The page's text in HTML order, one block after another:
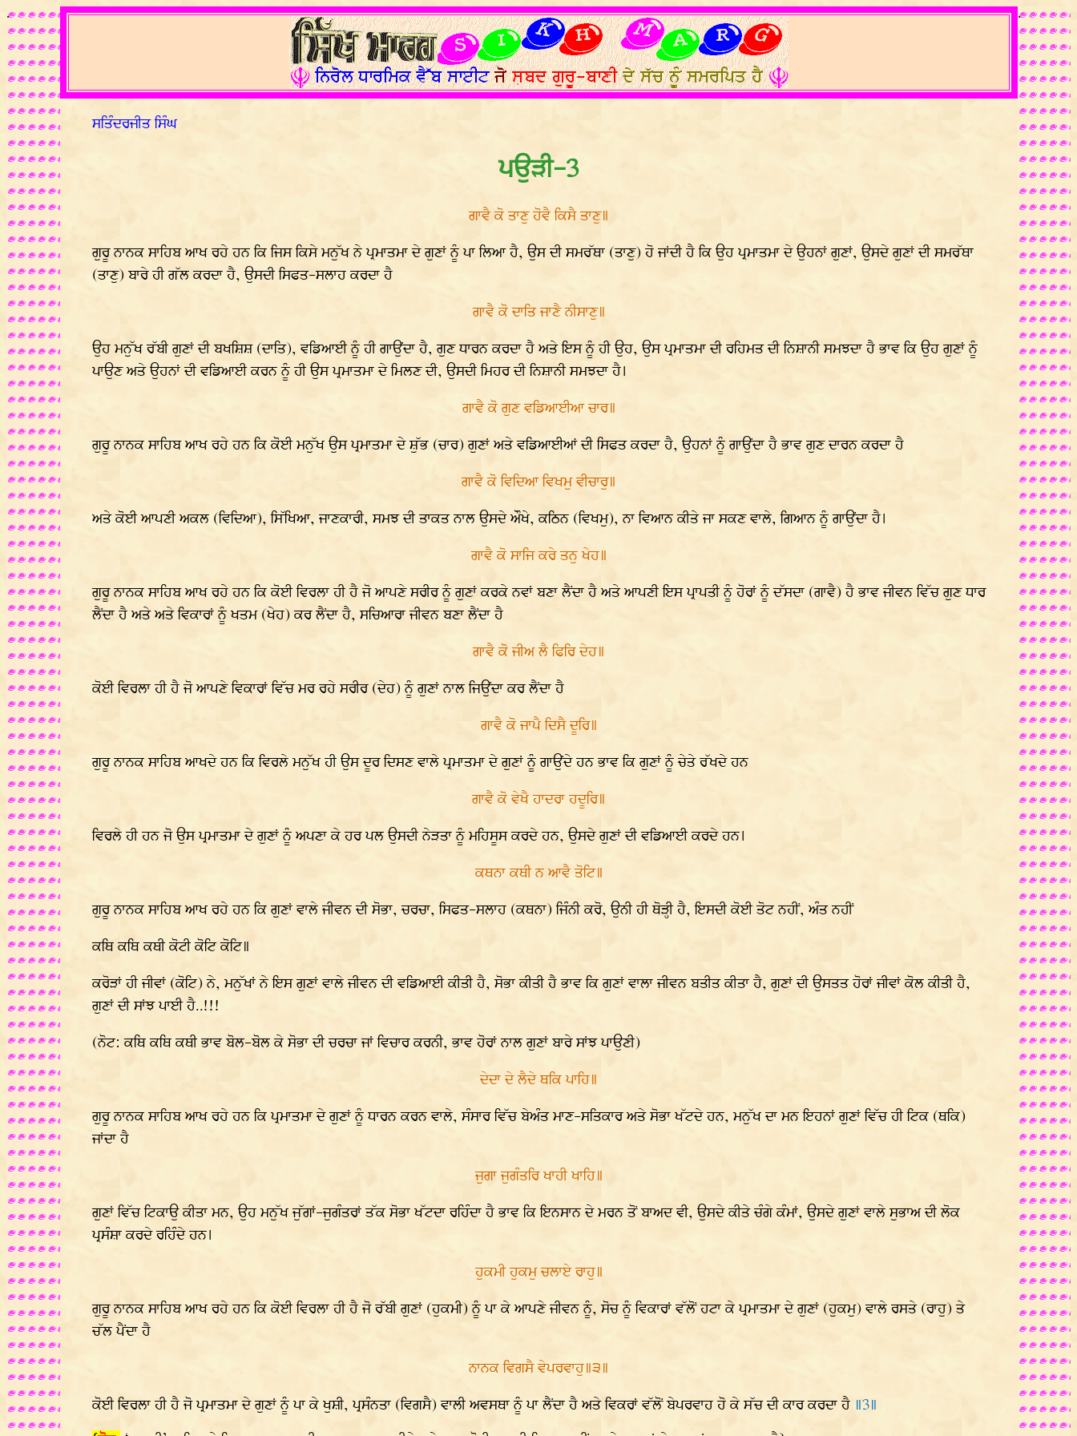
.
ਸਤਿੰਦਰਜੀਤ ਸਿੰਘ
ਪਉੜੀ-3
ਗਾਵੈ ਕੋ ਤਾਣੁ ਹੋਵੈ ਕਿਸੈ ਤਾਣੁ॥
ਗੁਰੂ ਨਾਨਕ ਸਾਹਿਬ ਆਖ ਰਹੇ ਹਨ ਕਿ ਜਿਸ ਕਿਸੇ ਮਨੁੱਖ ਨੇ ਪ੍ਰਮਾਤਮਾ ਦੇ ਗੁਣਾਂ ਨੂੰ ਪਾ ਲਿਆ ਹੈ, ਉਸ ਦੀ ਸਮਰੱਥਾ (ਤਾਣੁ) ਹੋ ਜਾਂਦੀ ਹੈ ਕਿ ਉਹ ਪ੍ਰਮਾਤਮਾ ਦੇ ਉਹਨਾਂ ਗੁਣਾਂ, ਉਸਦੇ ਗੁਣਾਂ ਦੀ ਸਮਰੱਥਾ
(ਤਾਣੁ) ਬਾਰੇ ਹੀ ਗੱਲ ਕਰਦਾ ਹੈ, ਉਸਦੀ ਸਿਫਤ-ਸਲਾਹ ਕਰਦਾ ਹੈ
ਗਾਵੈ ਕੋ ਦਾਤਿ ਜਾਣੈ ਨੀਸਾਣੁ॥
ਉਹ ਮਨੁੱਖ ਰੱਬੀ ਗੁਣਾਂ ਦੀ ਬਖਸ਼ਿਸ਼ (ਦਾਤਿ), ਵਡਿਆਈ ਨੂੰ ਹੀ ਗਾਉਂਦਾ ਹੈ, ਗੁਣ ਧਾਰਨ ਕਰਦਾ ਹੈ ਅਤੇ ਇਸ ਨੂੰ ਹੀ ਉਹ, ਉਸ ਪ੍ਰਮਾਤਮਾ ਦੀ ਰਹਿਮਤ ਦੀ ਨਿਸ਼ਾਨੀ ਸਮਝਦਾ ਹੈ ਭਾਵ ਕਿ ਉਹ ਗੁਣਾਂ ਨੂੰ
ਪਾਉਣ ਅਤੇ ਉਹਨਾਂ ਦੀ ਵਡਿਆਈ ਕਰਨ ਨੂੰ ਹੀ ਉਸ ਪ੍ਰਮਾਤਮਾ ਦੇ ਮਿਲਣ ਦੀ, ਉਸਦੀ ਮਿਹਰ ਦੀ ਨਿਸ਼ਾਨੀ ਸਮਝਦਾ ਹੈ।
ਗਾਵੈ ਕੋ ਗੁਣ ਵਡਿਆਈਆ ਚਾਰ॥
ਗੁਰੂ ਨਾਨਕ ਸਾਹਿਬ ਆਖ ਰਹੇ ਹਨ ਕਿ ਕੋਈ ਮਨੁੱਖ ਉਸ ਪ੍ਰਮਾਤਮਾ ਦੇ ਸ਼ੁੱਭ (ਚਾਰ) ਗੁਣਾਂ ਅਤੇ ਵਡਿਆਈਆਂ ਦੀ ਸਿਫਤ ਕਰਦਾ ਹੈ, ਉਹਨਾਂ ਨੂੰ ਗਾਉਂਦਾ ਹੈ ਭਾਵ ਗੁਣ ਦਾਰਨ ਕਰਦਾ ਹੈ
ਗਾਵੈ ਕੋ ਵਿਦਿਆ ਵਿਖਮੁ ਵੀਚਾਰੁ॥
ਅਤੇ ਕੋਈ ਆਪਣੀ ਅਕਲ (ਵਿਦਿਆ), ਸਿੱਖਿਆ, ਜਾਣਕਾਰੀ, ਸਮਝ ਦੀ ਤਾਕਤ ਨਾਲ ਉਸਦੇ ਔਖੇ, ਕਠਿਨ (ਵਿਖਮੁ), ਨਾ ਵਿਆਨ ਕੀਤੇ ਜਾ ਸਕਣ ਵਾਲੇ, ਗਿਆਨ ਨੂੰ ਗਾਉਂਦਾ ਹੈ।​
ਗਾਵੈ ਕੋ ਸਾਜਿ ਕਰੇ ਤਨੁ ਖੇਹ॥
ਗੁਰੂ ਨਾਨਕ ਸਾਹਿਬ ਆਖ ਰਹੇ ਹਨ ਕਿ ਕੋਈ ਵਿਰਲਾ ਹੀ ਹੈ ਜੋ ਆਪਣੇ ਸਰੀਰ ਨੂੰ ਗੁਣਾਂ ਕਰਕੇ ਨਵਾਂ ਬਣਾ ਲੈਂਦਾ ਹੈ ਅਤੇ ਆਪਣੀ ਇਸ ਪ੍ਰਾਪਤੀ ਨੂੰ ਹੋਰਾਂ ਨੂੰ ਦੱਸਦਾ (ਗਾਵੈ) ਹੈ ਭਾਵ ਜੀਵਨ ਵਿੱਚ ਗੁਣ ਧਾਰ
ਲੈਂਦਾ ਹੈ ਅਤੇ ਅਤੇ ਵਿਕਾਰਾਂ ਨੂੰ ਖਤਮ (ਖੇਹ) ਕਰ ਲੈਂਦਾ ਹੈ, ਸਚਿਆਰਾ ਜੀਵਨ ਬਣਾ ਲੈਂਦਾ ਹੈ
ਗਾਵੈ ਕੋ ਜੀਅ ਲੈ ਫਿਰਿ ਦੇਹ॥
ਕੋਈ ਵਿਰਲਾ ਹੀ ਹੈ ਜੋ ਆਪਣੇ ਵਿਕਾਰਾਂ ਵਿੱਚ ਮਰ ਰਹੇ ਸਰੀਰ (ਦੇਹ) ਨੂੰ ਗੁਣਾਂ ਨਾਲ ਜਿਉਂਦਾ ਕਰ ਲੈਂਦਾ ਹੈ
ਗਾਵੈ ਕੋ ਜਾਪੈ ਦਿਸੈ ਦੂਰਿ॥
ਗੁਰੂ ਨਾਨਕ ਸਾਹਿਬ ਆਖਦੇ ਹਨ ਕਿ ਵਿਰਲੇ ਮਨੁੱਖ ਹੀ ਉਸ ਦੂਰ ਦਿਸਣ ਵਾਲੇ ਪ੍ਰਮਾਤਮਾ ਦੇ ਗੁਣਾਂ ਨੂੰ ਗਾਉਂਦੇ ਹਨ ਭਾਵ ਕਿ ਗੁਣਾਂ ਨੂੰ ਚੇਤੇ ਰੱਖਦੇ ਹਨ
ਗਾਵੈ ਕੋ ਵੇਖੈ ਹਾਦਰਾ ਹਦੂਰਿ॥
ਵਿਰਲੇ ਹੀ ਹਨ ਜੋ ਉਸ ਪ੍ਰਮਾਤਮਾ ਦੇ ਗੁਣਾਂ ਨੂੰ ਅਪਣਾ ਕੇ ਹਰ ਪਲ ਉਸਦੀ ਨੇੜਤਾ ਨੂੰ ਮਹਿਸੂਸ ਕਰਦੇ ਹਨ, ਉਸਦੇ ਗੁਣਾਂ ਦੀ ਵਡਿਆਈ ਕਰਦੇ ਹਨ।
ਕਥਨਾ ਕਥੀ ਨ ਆਵੈ ਤੋਟਿ॥
ਗੁਰੂ ਨਾਨਕ ਸਾਹਿਬ ਆਖ ਰਹੇ ਹਨ ਕਿ ਗੁਣਾਂ ਵਾਲੇ ਜੀਵਨ ਦੀ ਸੋਭਾ, ਚਰਚਾ, ਸਿਫਤ-ਸਲਾਹ (ਕਥਨਾ) ਜਿੰਨੀ ਕਰੋ, ਉਨੀ ਹੀ ਥੋੜ੍ਹੀ ਹੈ, ਇਸਦੀ ਕੋਈ ਤੋਟ ਨਹੀਂ, ਅੰਤ ਨਹੀਂ
ਕਥਿ ਕਥਿ ਕਥੀ ਕੋਟੀ ਕੋਟਿ ਕੋਟਿ॥
ਕਰੋੜਾਂ ਹੀ ਜੀਵਾਂ (ਕੋਟਿ) ਨੇ, ਮਨੁੱਖਾਂ ਨੇ ਇਸ ਗੁਣਾਂ ਵਾਲੇ ਜੀਵਨ ਦੀ ਵਡਿਆਈ ਕੀਤੀ ਹੈ, ਸੋਭਾ ਕੀਤੀ ਹੈ ਭਾਵ ਕਿ ਗੁਣਾਂ ਵਾਲਾ ਜੀਵਨ ਬਤੀਤ ਕੀਤਾ ਹੈ, ਗੁਣਾਂ ਦੀ ਉਸਤਤ ਹੋਰਾਂ ਜੀਵਾਂ ਕੋਲ ਕੀਤੀ ਹੈ,
ਗੁਣਾਂ ਦੀ ਸਾਂਝ ਪਾਈ ਹੈ..!!!
(ਨੋਟ: ਕਥਿ ਕਥਿ ਕਥੀ ਭਾਵ ਬੋਲ-ਬੋਲ ਕੇ ਸੋਭਾ ਦੀ ਚਰਚਾ ਜਾਂ ਵਿਚਾਰ ਕਰਨੀ, ਭਾਵ ਹੋਰਾਂ ਨਾਲ ਗੁਣਾਂ ਬਾਰੇ ਸਾਂਝ ਪਾਉਣੀ)
ਦੇਦਾ ਦੇ ਲੈਦੇ ਥਕਿ ਪਾਹਿ॥
ਗੁਰੂ ਨਾਨਕ ਸਾਹਿਬ ਆਖ ਰਹੇ ਹਨ ਕਿ ਪ੍ਰਮਾਤਮਾ ਦੇ ਗੁਣਾਂ ਨੂੰ ਧਾਰਨ ਕਰਨ ਵਾਲੇ, ਸੰਸਾਰ ਵਿੱਚ ਬੇਅੰਤ ਮਾਣ-ਸਤਿਕਾਰ ਅਤੇ ਸੋਭਾ ਖੱਟਦੇ ਹਨ, ਮਨੁੱਖ ਦਾ ਮਨ ਇਹਨਾਂ ਗੁਣਾਂ ਵਿੱਚ ਹੀ ਟਿਕ (ਥਕਿ)
ਜਾਂਦਾ ਹੈ
ਜੁਗਾ ਜੁਗੰਤਰਿ ਖਾਹੀ ਖਾਹਿ॥
ਗੁਣਾਂ ਵਿੱਚ ਟਿਕਾਉ ਕੀਤਾ ਮਨ, ਉਹ ਮਨੁੱਖ ਜੁੱਗਾਂ-ਜੁਗੰਤਰਾਂ ਤੱਕ ਸੋਭਾ ਖੱਟਦਾ ਰਹਿੰਦਾ ਹੈ ਭਾਵ ਕਿ ਇਨਸਾਨ ਦੇ ਮਰਨ ਤੋਂ ਬਾਅਦ ਵੀ, ਉਸਦੇ ਕੀਤੇ ਚੰਗੇ ਕੰਮਾਂ, ਉਸਦੇ ਗੁਣਾਂ ਵਾਲੇ ਸੁਭਾਅ ਦੀ ਲੋਕ
ਪ੍ਰਸੰਸ਼ਾ ਕਰਦੇ ਰਹਿੰਦੇ ਹਨ।
ਹੁਕਮੀ ਹੁਕਮੁ ਚਲਾਏ ਰਾਹੁ॥
ਗੁਰੂ ਨਾਨਕ ਸਾਹਿਬ ਆਖ ਰਹੇ ਹਨ ਕਿ ਕੋਈ ਵਿਰਲਾ ਹੀ ਹੈ ਜੋ ਰੱਬੀ ਗੁਣਾਂ (ਹੁਕਮੀ) ਨੂੰ ਪਾ ਕੇ ਆਪਣੇ ਜੀਵਨ ਨੂੰ, ਸੋਚ ਨੂੰ ਵਿਕਾਰਾਂ ਵੱਲੋਂ ਹਟਾ ਕੇ ਪ੍ਰਮਾਤਮਾ ਦੇ ਗੁਣਾਂ (ਹੁਕਮੁ) ਵਾਲੇ ਰਸਤੇ (ਰਾਹੁ) ਤੇ
ਚੱਲ ਪੈਂਦਾ ਹੈ
ਨਾਨਕ ਵਿਗਸੈ ਵੇਪਰਵਾਹੁ॥੩॥
ਕੋਈ ਵਿਰਲਾ ਹੀ ਹੈ ਜੋ ਪ੍ਰਮਾਤਮਾ ਦੇ ਗੁਣਾਂ ਨੂੰ ਪਾ ਕੇ ਖੁਸ਼ੀ, ਪ੍ਰਸੰਨਤਾ (ਵਿਗਸੈ) ਵਾਲੀ ਅਵਸਥਾ ਨੂੰ ਪਾ ਲੈਂਦਾ ਹੈ ਅਤੇ ਵਿਕਰਾਂ ਵੱਲੋਂ ਬੇਪਰਵਾਹ ਹੋ ਕੇ ਸੱਚ ਦੀ ਕਾਰ ਕਰਦਾ ਹੈ ॥3॥
.